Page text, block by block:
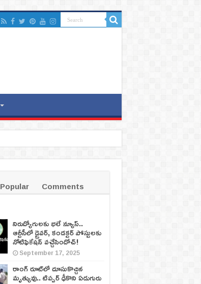
Popular
Comments
నిరుద్యోగులకు భలే న్యూస్..
ఆర్టీసీలో డ్రైవర్, కండక్టర్‌ పోస్టులకు
నోటిఫికేషన్‌ వచ్చేసిందోచ్‌!
September 17, 2025
రాంగ్ రూట్‌లో దూసుకొచ్చిన
మృత్యువు.. టిప్పర్ ఢీకొని ఏడుగురు